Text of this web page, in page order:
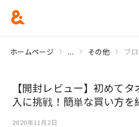
ホームページ ... その他 ブ
【開封レビュー】初めて
入に挑戦！簡単な買い方を
2020年11月2日